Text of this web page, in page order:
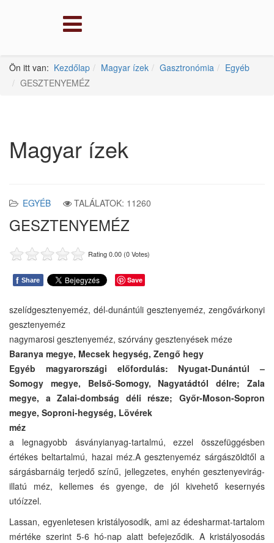
Ön itt van: Kezdőlap Magyar ízek Gasztronómia
Egyéb
GESZTENYEMÉZ
Magyar ízek
EGYÉB TALÁLATOK: 11260
GESZTENYEMÉZ
Rating 0.00 (0 Votes)
f Share Save
szelídgesztenyeméz, dél-dunántúli gesztenyeméz, zengővárkonyi
gesztenyeméz
nagymarosi gesztenyeméz, szórvány gesztenyések méze
Baranya megye, Mecsek hegység, Zengő hegy
Egyéb magyarországi előfordulás: Nyugat-Dunántúl –
Somogy megye, Belső-Somogy, Nagyatádtól délre; Zala
megye, a Zalai-dombság déli része; Győr-Moson-Sopron
megye, Soproni-hegység, Lövérek
méz
a legnagyobb ásványianyag-tartalmú, ezzel összefüggésben
értékes beltartalmú, hazai méz.A gesztenyeméz sárgászöldtől a
sárgásbarnáig terjedő színű, jellegzetes, enyhén gesztenyevirág-
illatú méz, kellemes és gyenge, de jól kivehető kesernyés
utóízzel.
Lassan, egyenletesen kristályosodik, ami az édesharmat-tartalom
mértéke szerint 5-6 hó-nap alatt befejeződik. A kristályosodás